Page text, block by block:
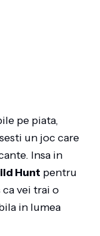
pe piata,
un joc care
Insa in
Hunt pentru
vei trai o
in lumea